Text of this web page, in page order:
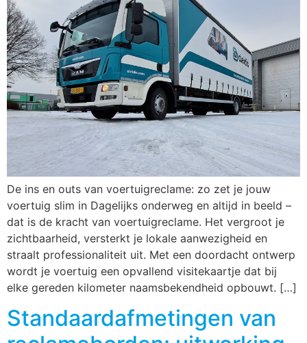
De ins en outs van voertuigreclame: zo zet je jouw
voertuig slim in Dagelijks onderweg en altijd in beeld –
dat is de kracht van voertuigreclame. Het vergroot je
zichtbaarheid, versterkt je lokale aanwezigheid en
straalt professionaliteit uit. Met een doordacht ontwerp
wordt je voertuig een opvallend visitekaartje dat bij
elke gereden kilometer naamsbekendheid opbouwt. […]
Standaardafmetingen van